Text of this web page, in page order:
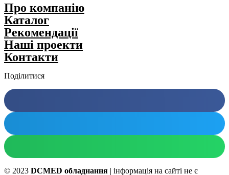
Про компанію
Каталог
Рекомендації
Нашi проекти
Контакти
Поділитися
© 2023 DCMED обладнання | інформація на сайті не є